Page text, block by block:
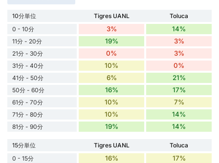
10分単位 Tigres UANL
Toluca
0 - 10分
3% 14%
11分 - 20分 19% 3%
21分 - 30分 0% 3%
31分 - 40分 10% 0%
41分 - 50分 6% 21%
50分 - 60分 16% 17%
61分 - 70分 10% 7%
71分 - 80分 10% 14%
81分 - 90分 19% 14%
15分単位 Tigres UANL
Toluca
0 - 15分
16% 17%